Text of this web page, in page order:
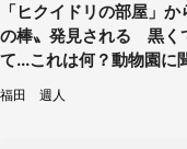
「ヒクイドリの部屋」か
の棒〟発見される 黒く
て...これは何？動物園に
福田 週人